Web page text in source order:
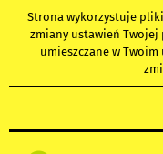
Strona wykorzystuje
zmiany ustawień Twojej
umieszczane w